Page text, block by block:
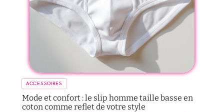
ACCESSOIRES
Mode et confort : le slip homme taille basse en
coton comme reflet de votre style